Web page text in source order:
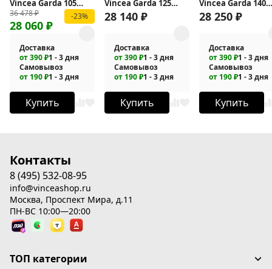
Vincea Garda 105
VDS-1G105CLGM
36 478₽
28 060 ₽
-23%
Доставка
от 390 ₽1 - 3 дня
Самовывоз
от 190 ₽1 - 3 дня
Купить
Vincea Garda 125
VDS-1G125CLGM
28 140 ₽
Доставка
от 390 ₽1 - 3 дня
Самовывоз
от 190 ₽1 - 3 дня
Купить
Vincea Garda 140
VDS-1G140CL
28 250 ₽
Доставка
от 390 ₽1 - 3 дня
Самовывоз
от 190 ₽1 - 3 дня
Купить
Контакты
8 (495) 532-08-95
info@vinceashop.ru
Москва, Проспект Мира, д.11
ПН-ВС 10:00—20:00
ТОП категории